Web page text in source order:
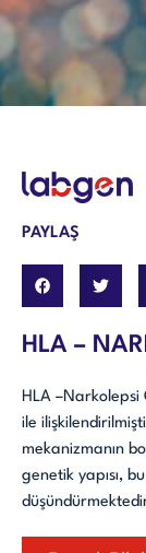
PAYLAŞ
HLA –
HLA
ile
mekanizmanın
genetik yapısı,